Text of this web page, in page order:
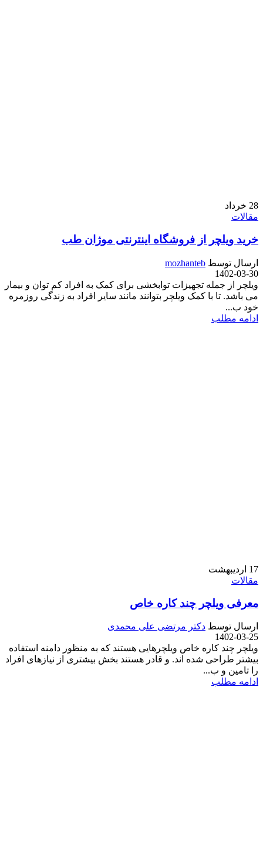
28 خرداد
مقالات
خرید ویلچر از فروشگاه اینترنتی موژان طب
ارسال توسط mozhanteb
1402-03-30
ویلچر از جمله تجهیزات توابخشی برای کمک به افراد کم توان و بیمار
می باشد. تا با کمک ویلچر بتوانند مانند سایر افراد به زندگی روزمره
خود ب...
ادامه مطلب
17 اردیبهشت
مقالات
معرفی ویلچر چند کاره خاص
ارسال توسط دکتر مرتضی علی محمدی
1402-03-25
ویلچر چند کاره خاص ویلچرهایی هستند که به منظور دامنه استفاده
بیشتر طراحی شده اند. و قادر هستند بخش بیشتری از نیازهای افراد
را تامین و ب...
ادامه مطلب